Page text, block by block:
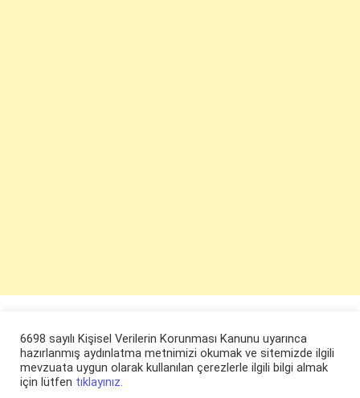
6698 sayılı Kişisel Verilerin Korunması Kanunu uyarınca
hazırlanmış aydınlatma metnimizi okumak ve sitemizde ilgili
mevzuata uygun olarak kullanılan çerezlerle ilgili bilgi almak
için lütfen tıklayınız.